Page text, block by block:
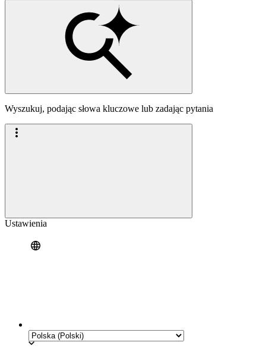
Wyszukuj, podając słowa kluczowe lub zadając pytania
Ustawienia